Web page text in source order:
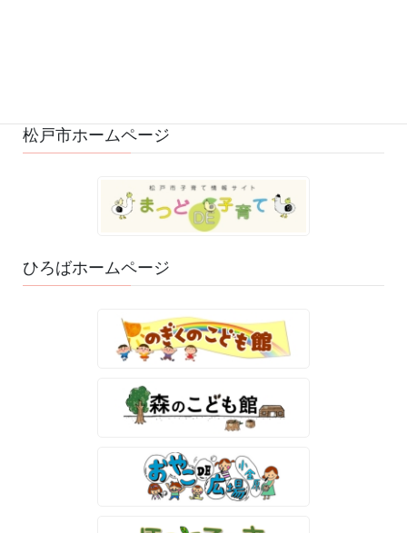
松戸市ホームページ
ひろばホームページ